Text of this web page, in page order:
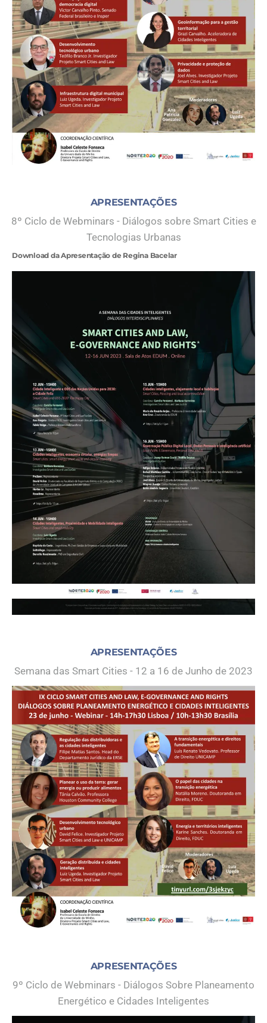
APRESENTAÇÕES
8º Ciclo de Webminars - Diálogos sobre Smart Cities e
Tecnologias Urbanas
Download da Apresentação de Regina Bacelar
APRESENTAÇÕES
Semana das Smart Cities - 12 a 16 de Junho de 2023
APRESENTAÇÕES
9º Ciclo de Webminars - Diálogos Sobre Planeamento
Energético e Cidades Inteligentes